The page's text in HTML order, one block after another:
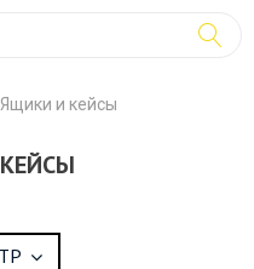
Ящики и кейсы